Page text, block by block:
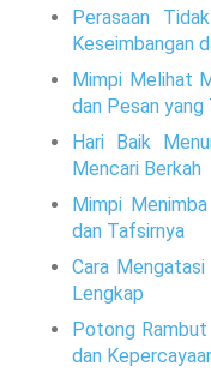
Perasaan
Keseimbangan
Mimpi Melihat
dan Pesan yang
Hari Baik
Mencari Berkah
Mimpi
dan Tafsirnya
Cara
Lengkap
Potong
dan